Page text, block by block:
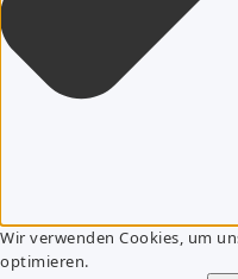
Wir verwenden Cookies, um
optimieren.